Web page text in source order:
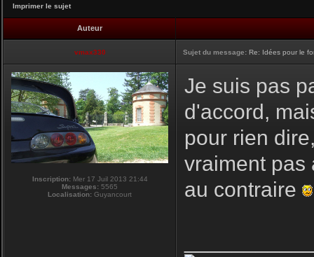
Imprimer le sujet
Auteur
vmax330 Sujet du message: Re: Idées pour le
Inscription:Mer 17 Juil 2013 21:44
Messages: 5565
Localisation: Guyancourt
Je suis pas
d'accord,
pour rien
vraiment pas
au contraire